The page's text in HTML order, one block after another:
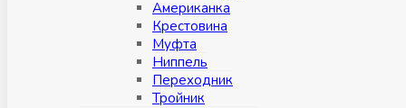
Американка
Крестовина
Муфта
Ниппель
Переходник
Тройник